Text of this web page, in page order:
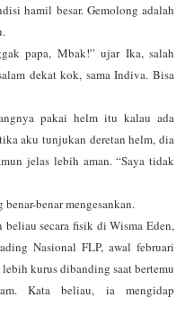
hamil besar. Gemolong adalah
papa, Mbak!” ujar Ika, salah
dekat kok, sama Indiva. Bisa
pakai helm itu kalau ada
aku tunjukan deretan helm, dia
jelas lebih aman. “Saya tidak
benar mengesankan.
beliau secara fisik di Wisma Eden,
Nasional FLP, awal februari
kurus dibanding saat bertemu
Kata beliau, ia mengidap